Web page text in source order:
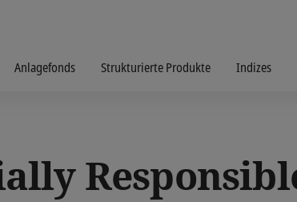
Anlagefonds Strukturierte Produkte Indizes